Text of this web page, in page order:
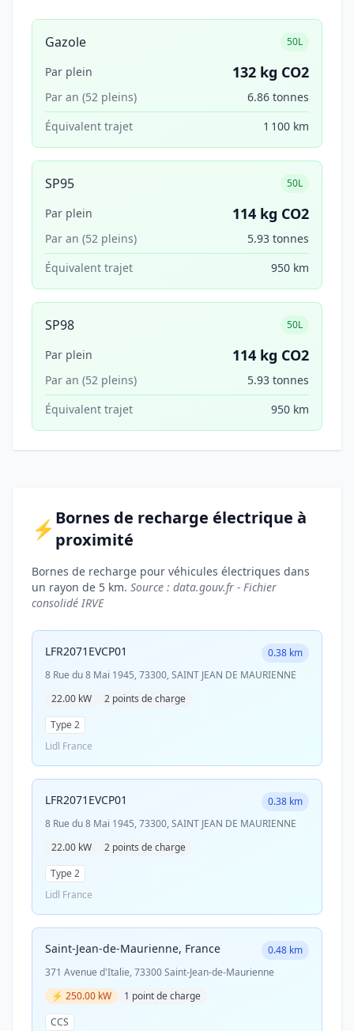
Gazole 50L
Par plein 132 kg CO2
Par an (52 pleins)
6.86 tonnes
Équivalent trajet
1 100 km
SP95 50L
Par plein 114 kg CO2
Par an (52 pleins)
5.93 tonnes
Équivalent trajet
950 km
SP98 50L
Par plein 114 kg CO2
Par an (52 pleins)
5.93 tonnes
Équivalent trajet
950 km
⚡ Bornes de recharge électrique à
proximité
Bornes de recharge pour véhicules électriques dans
un rayon de 5 km. Source : data.gouv.fr - Fichier
consolidé IRVE
LFR2071EVCP01
0.38 km
8 Rue du 8 Mai 1945, 73300, SAINT JEAN DE MAURIENNE
22.00 kW
2 points de charge
Type 2
Lidl France
LFR2071EVCP01
0.38 km
8 Rue du 8 Mai 1945, 73300, SAINT JEAN DE MAURIENNE
22.00 kW
2 points de charge
Type 2
Lidl France
Saint-Jean-de-Maurienne, France
0.48 km
371 Avenue d'Italie, 73300 Saint-Jean-de-Maurienne
⚡ 250.00 kW
1 point de charge
CCS